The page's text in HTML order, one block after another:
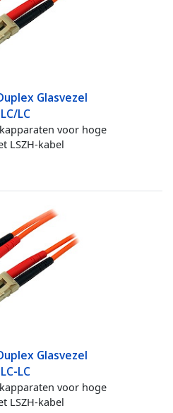
Glasvezel
LC
voor hoge
LSZH-kabel
Glasvezel
LC
voor hoge
LSZH-kabel